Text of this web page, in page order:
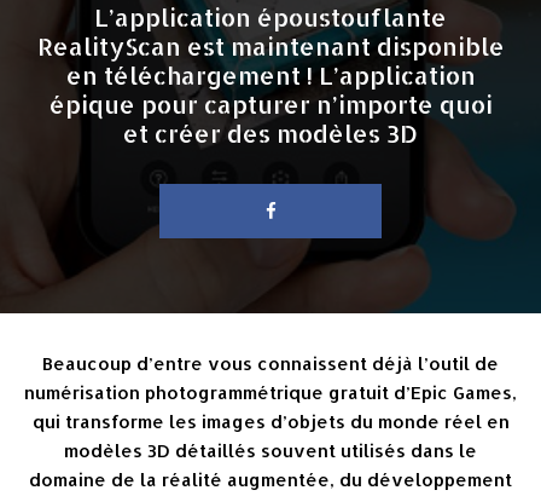
L’application époustouflante
RealityScan est maintenant disponible
en téléchargement ! L’application
épique pour capturer n’importe quoi
et créer des modèles 3D
Beaucoup d’entre vous connaissent déjà l’outil de
numérisation photogrammétrique gratuit d’Epic Games,
qui transforme les images d’objets du monde réel en
modèles 3D détaillés souvent utilisés dans le
domaine de la réalité augmentée, du développement